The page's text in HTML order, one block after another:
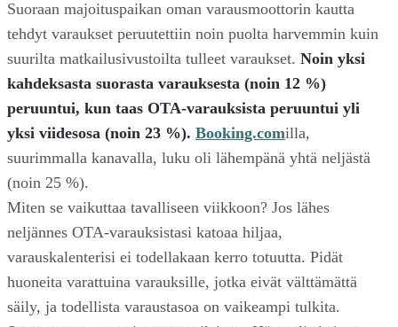
Suoraan majoituspaikan oman varausmoottorin kautta
tehdyt varaukset peruutettiin noin puolta harvemmin kuin
suurilta matkailusivustoilta tulleet varaukset. Noin yksi
kahdeksasta suorasta varauksesta (noin 12 %)
peruuntui, kun taas OTA-varauksista peruuntui yli
yksi viidesosa (noin 23 %). Booking.comilla,
suurimmalla kanavalla, luku oli lähempänä yhtä neljästä
(noin 25 %).
Miten se vaikuttaa tavalliseen viikkoon? Jos lähes
neljännes OTA-varauksistasi katoaa hiljaa,
varauskalenterisi ei todellakaan kerro totuutta. Pidät
huoneita varattuina varauksille, jotka eivät välttämättä
säily, ja todellista varaustasoa on vaikeampi tulkita.